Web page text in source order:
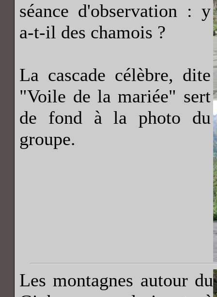
séance d'observation : y
a-t-il des chamois ?
La cascade célèbre, dite
"Voile de la mariée" sert
de fond à la photo du
groupe.
Les montagnes autour du